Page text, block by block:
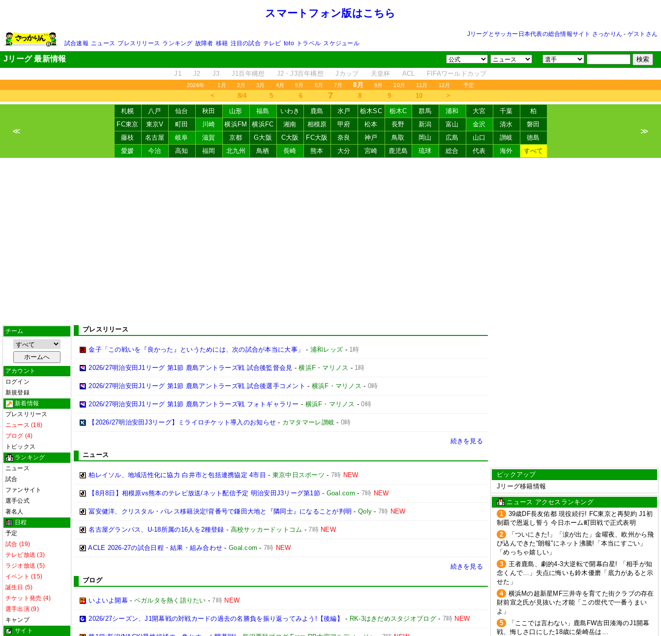
スマートフォン版はこちら
Jリーグとサッカー日本代表の総合情報サイト さっかりん - ゲストさん
試合速報 ニュース プレスリリース ランキング 故障者 移籍 注目の試合 テレビ toto トラベル スケジュール
Jリーグ 最新情報
J1 J2 J3 J1百年構想 J2・J3百年構想 Jカップ 天皇杯 ACL FIFAワールドカップ
2026年 1月 2月 3月 4月 5月 6月 7月 8月 9月 10月 11月 12月 予定
＜ 8/4 5 6 7 8 9 10 ＞
≪
札幌 八戸 仙台 秋田 山形 福島 いわき 鹿島 水戸 栃木SC 栃木C 群馬 浦和 大宮 千葉
柏
FC東京
東京V 町田 川崎 横浜FM 横浜FC 湘南 相模原 甲府 松本 長野 新潟 富山 金沢 清水
磐田
藤枝
名古屋 岐阜 滋賀 京都 G大阪 C大阪 FC大阪 奈良 神戸 鳥取 岡山 広島 山口 讃岐
徳島
愛媛
今治 高知 福岡 北九州 鳥栖 長崎 熊本 大分 宮崎 鹿児島 琉球 総合 代表 海外 すべて
≫
チーム
アカウント
ログイン
新規登録
新着情報
プレスリリース
ニュース (18)
ブログ (4)
トピックス
ランキング
ニュース
試合
ファンサイト
選手公式
著名人
日程
予定
試合 (19)
テレビ放送 (3)
ラジオ放送 (5)
イベント (15)
誕生日 (5)
チケット発売 (4)
選手出演 (9)
キャンプ
サイト
プレスリリース
金子「この戦いを『良かった』というためには、次の試合が本当に大事」 - 浦和レッズ - 1時
2026/27明治安田J1リーグ 第1節 鹿島アントラーズ戦 試合後監督会見 -横浜F・マリノス - 1時
2026/27明治安田J1リーグ 第1節 鹿島アントラーズ戦 試合後選手コメント - 横浜F・マリノス - 0時
2026/27明治安田J1リーグ 第1節 鹿島アントラーズ戦 フォトギャラリー - 横浜F・マリノス -0時
【2026/27明治安田J3リーグ】ミライロチケット導入のお知らせ - カマタマーレ讃岐 - 0時
続きを見る
ニュース
柏レイソル、地域活性化に協力 白井市と包括連携協定 4市目 - 東京中日スポーツ - 7時 NEW
【8月8日】相模原vs熊本のテレビ放送/ネット配信予定 明治安田J3リーグ第1節 - Goal.com - 7時 NEW
冨安健洋、クリスタル・パレス移籍決定!背番号で鎌田大地と『隣同士』になることが判明 -Qoly - 7時 NEW
名古屋グランパス、U-18所属の16人を2種登録 - 高校サッカードットコム -7時 NEW
ACLE 2026-27の試合日程・結果・組み合わせ -Goal.com - 7時 NEW
続きを見る
ブログ
いよいよ開幕- ベガルタを熱く語りたい -7時 NEW
2026/27シーズン、J1開幕戦の対戦カードの過去の名勝負を振り返ってみよう!【後編】 - RK-3はきだめスタジオブログ- 7時 NEW
ピックアップ
Jリーグ移籍情報
ニュース アクセスランキング
1
39歳DF長友佑都 現役続行! FC東京と再契約 J1初
制覇で恩返し誓う 今日ホーム町田戦で正式表明
2
「ついにきた!」「涙が出た」金曜夜、欧州から飛
び込んできた“朗報”にネット沸騰!「本当にすごい」
「めっちゃ嬉しい」
3
王者鹿島、劇的4-3大逆転で開幕白星! 「相手が知
念くんで…」失点に悔いも鈴木優磨「底力があると示
せた」
4
横浜Mの超新星MF三井寺を育てた街クラブの存在
財前宣之氏が見抜いた才能「この世代で一番うまい
よ」
5
「ここでは言わない」鹿島FW吉田湊海のJ1開幕
戦、悔しさ口にした18歳に柴崎岳は…